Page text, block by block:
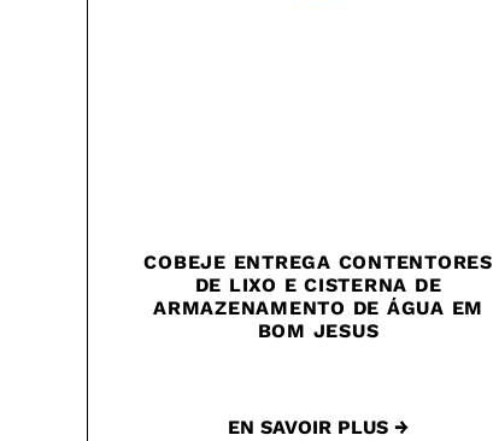
COBEJE ENTREGA CONTENTORES
DE LIXO E CISTERNA DE
ARMAZENAMENTO DE ÁGUA EM
BOM JESUS
EN SAVOIR PLUS →